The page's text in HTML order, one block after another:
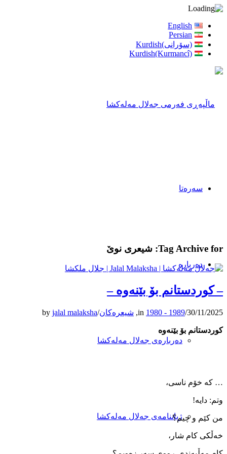
English
Persian
(سۆرانی)Kurdish
Kurdish(Kurmancî)
سەرەتا
دەربارە
دەربارەی جەلال مەلەکشا
ژیاننامەی جەلال مەلەکشا
Tag Archive for: شیعری نوێ
– کوردستانم بۆ بێنەوە –
30/11/2025
/
in 1980 - 1989
, شیعرەکان/
by jalal malaksha
کوردستانم بۆ بێنەوە
… کە خۆم ناسی،
وتم: دایە!
من کێم و چیم؟
خەڵکی کام شار،